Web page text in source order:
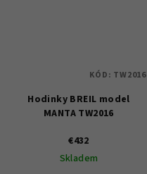
Hodinky BREIL model
MANTA TW2016
€432
Skladem
KÓD: TW2016